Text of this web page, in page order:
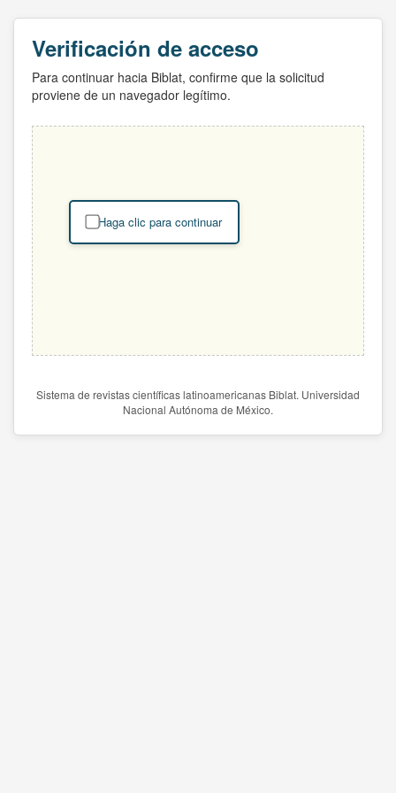
Verificación de acceso
Para continuar hacia Biblat, confirme que la solicitud
proviene de un navegador legítimo.
Haga clic para continuar
Sistema de revistas científicas latinoamericanas Biblat. Universidad
Nacional Autónoma de México.